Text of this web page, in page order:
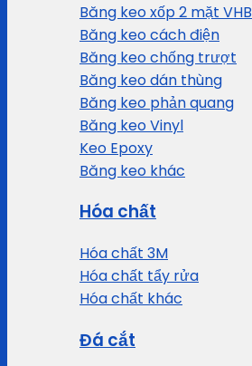
Băng keo xốp 2 mặt VHB
Băng keo cách điện
Băng keo chống trượt
Băng keo dán thùng
Băng keo phản quang
Băng keo Vinyl
Keo Epoxy
Băng keo khác
Hóa chất
Hóa chất 3M
Hóa chất tẩy rửa
Hóa chất khác
Đá cắt